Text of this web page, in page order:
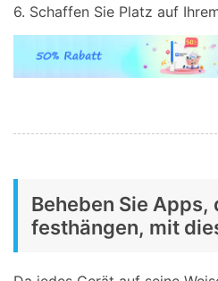
6. Schaffen Sie Platz auf
Beheben Sie Apps,
festhängen, mit